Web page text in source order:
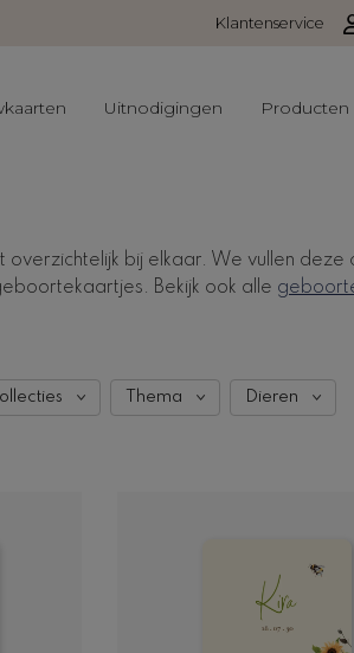
Klantenservice
Uitnodigingen Producten
bij elkaar. We vullen deze
Bekijk ook alle
Thema Dieren